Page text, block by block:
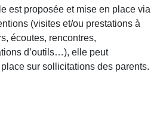
est proposée et mise en place via
(visites et/ou prestations à
écoutes, rencontres,
d’outils…), elle peut
sur sollicitations des parents.